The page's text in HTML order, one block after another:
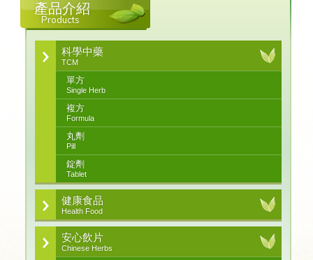
產品介紹
Products
科學中藥
TCM
單方
Single Herb
複方
Formula
丸劑
Pill
錠劑
Tablet
健康食品
Health Food
安心飲片
Chinese Herbs